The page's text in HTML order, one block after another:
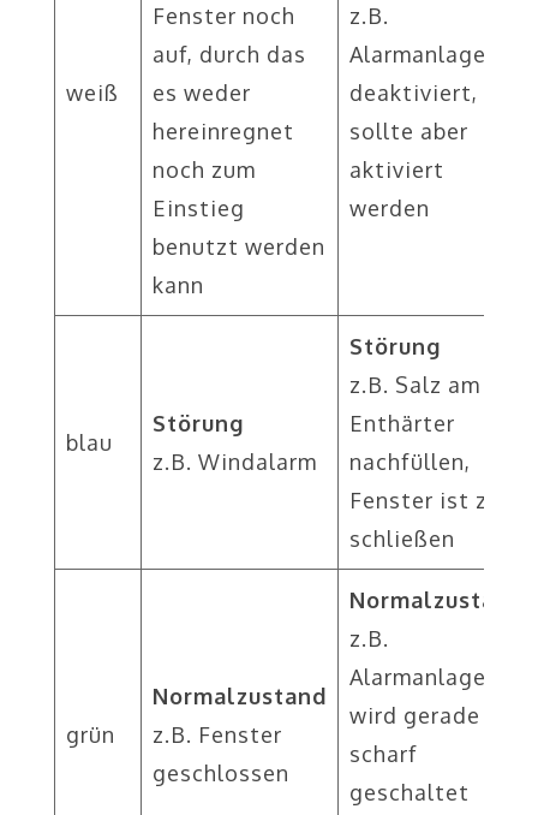
weiß
Fenster noch
auf, durch das
es weder
hereinregnet
noch zum
Einstieg
benutzt werden
kann
z.B.
Alarmanlage
deaktiviert,
sollte aber
aktiviert
werden
blau
Störung
z.B. Windalarm
Störung
z.B. Salz am
Enthärter
nachfüllen,
Fenster ist zu
schließen
grün
Normalzustand
z.B. Fenster
geschlossen
Normalzustand
z.B.
Alarmanlage
wird gerade
scharf
geschaltet